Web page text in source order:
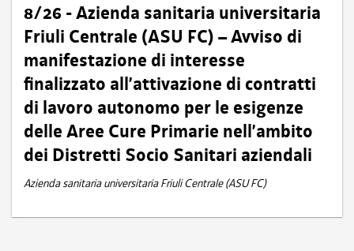
8/26 - Azienda sanitaria universitaria
Friuli Centrale (ASU FC) – Avviso di
manifestazione di interesse
finalizzato all’attivazione di contratti
di lavoro autonomo per le esigenze
delle Aree Cure Primarie nell’ambito
dei Distretti Socio Sanitari aziendali
Azienda sanitaria universitaria Friuli Centrale (ASU FC)